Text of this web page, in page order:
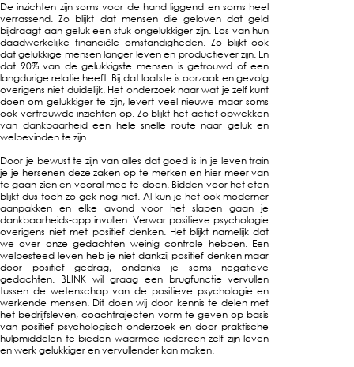
De inzichten zijn soms voor de hand liggend en soms heel
verrassend. Zo blijkt dat mensen die geloven dat geld
bijdraagt aan geluk een stuk ongelukkiger zijn. Los van hun
daadwerkelijke financiële omstandigheden. Zo blijkt ook
dat gelukkige mensen langer leven en productiever zijn. En
dat 90% van de gelukkigste mensen is getrouwd of een
langdurige relatie heeft. Bij dat laatste is oorzaak en gevolg
overigens niet duidelijk. Het onderzoek naar wat je zelf kunt
doen om gelukkiger te zijn, levert veel nieuwe maar soms
ook vertrouwde inzichten op. Zo blijkt het actief opwekken
van dankbaarheid een hele snelle route naar geluk en
welbevinden te zijn.
Door je bewust te zijn van alles dat goed is in je leven train
je je hersenen deze zaken op te merken en hier meer van
te gaan zien en vooral mee te doen. Bidden voor het eten
blijkt dus toch zo gek nog niet. Al kun je het ook moderner
aanpakken en elke avond voor het slapen gaan je
dankbaarheids-app invullen. Verwar positieve psychologie
overigens niet met positief denken. Het blijkt namelijk dat
we over onze gedachten weinig controle hebben. Een
welbesteed leven heb je niet dankzij positief denken maar
door positief gedrag, ondanks je soms negatieve
gedachten. BLINK wil graag een brugfunctie vervullen
tussen de wetenschap van de positieve psychologie en
werkende mensen. Dit doen wij door kennis te delen met
het bedrijfsleven, coachtrajecten vorm te geven op basis
van positief psychologisch onderzoek en door praktische
hulpmiddelen te bieden waarmee iedereen zelf zijn leven
en werk gelukkiger en vervullender kan maken.